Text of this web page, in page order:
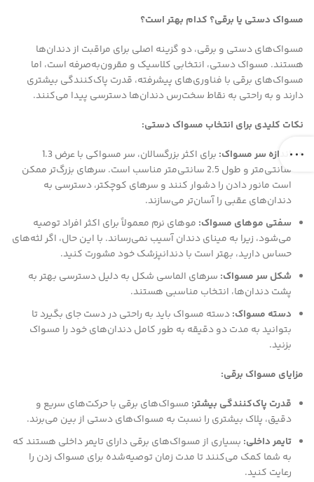
مسواک دستی یا برقی؟ کدام بهتر است؟
مسواک‌های دستی و برقی، دو گزینه اصلی برای مراقبت از دندان‌ها
هستند. مسواک دستی، انتخابی کلاسیک و مقرون‌به‌صرفه است، اما
مسواک‌های برقی با فناوری‌های پیشرفته، قدرت پاک‌کنندگی بیشتری
دارند و به راحتی به نقاط سخت‌رس دندان‌ها دسترسی پیدا می‌کنند.
نکات کلیدی برای انتخاب مسواک دستی:
اندازه سر مسواک:
برای اکثر بزرگسالان، سر مسواکی با عرض 1.3
سانتی‌متر و طول 2.5 سانتی‌متر مناسب است. سرهای بزرگ‌تر ممکن
است مانور دادن را دشوار کنند و سرهای کوچکتر، دسترسی به
دندان‌های عقبی را آسان‌تر می‌سازند.
سفتی موهای مسواک: موهای نرم معمولاً برای اکثر افراد توصیه
می‌شود، زیرا به مینای دندان آسیب نمی‌رساند. با این حال، اگر لثه‌های
حساس دارید، بهتر است با دندانپزشک خود مشورت کنید.
شکل سر مسواک: سرهای الماسی شکل به دلیل دسترسی بهتر به
پشت دندان‌ها، انتخاب مناسبی هستند.
دسته مسواک:دسته مسواک باید به راحتی در دست جای بگیرد تا
بتوانید به مدت دو دقیقه به طور کامل دندان‌های خود را مسواک
بزنید.
مزایای مسواک برقی:
قدرت پاک‌کنندگی بیشتر: مسواک‌های برقی با حرکت‌های سریع و
دقیق، پلاک بیشتری را نسبت به مسواک‌های دستی از بین می‌برند.
تایمر داخلی: بسیاری از مسواک‌های برقی دارای تایمر داخلی هستند که
به شما کمک می‌کنند تا مدت زمان توصیه‌شده برای مسواک زدن را
رعایت کنید.